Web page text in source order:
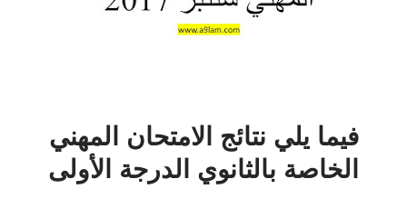
فيما يلي نتائج الامتحان المهني
الخاصة بالثانوي الدرجة الأولى